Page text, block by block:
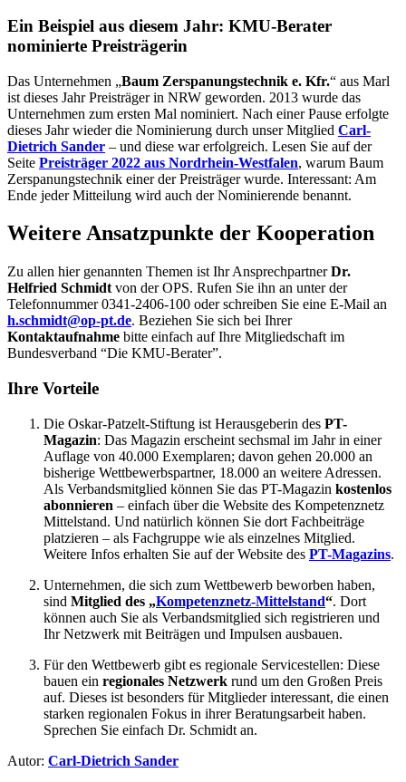
Ein Beispiel aus diesem Jahr: KMU-Berater
nominierte Preisträgerin
Das Unternehmen „Baum Zerspanungstechnik e. Kfr.“ aus Marl
ist dieses Jahr Preisträger in NRW geworden. 2013 wurde das
Unternehmen zum ersten Mal nominiert. Nach einer Pause erfolgte
dieses Jahr wieder die Nominierung durch unser Mitglied Carl-
Dietrich Sander – und diese war erfolgreich. Lesen Sie auf der
Seite Preisträger 2022 aus Nordrhein-Westfalen, warum Baum
Zerspanungstechnik einer der Preisträger wurde. Interessant: Am
Ende jeder Mitteilung wird auch der Nominierende benannt.
Weitere Ansatzpunkte der Kooperation
Zu allen hier genannten Themen ist Ihr AnsprechpartnerDr.
Helfried Schmidt von der OPS. Rufen Sie ihn an unter der
Telefonnummer 0341-2406-100 oder schreiben Sie eine E-Mail an
h.schmidt@op-pt.de. Beziehen Sie sich bei Ihrer
Kontaktaufnahme bitte einfach auf Ihre Mitgliedschaft im
Bundesverband “Die KMU-Berater”.
Ihre Vorteile
Die Oskar-Patzelt-Stiftung ist Herausgeberin des PT-
Magazin: Das Magazin erscheint sechsmal im Jahr in einer
Auflage von 40.000 Exemplaren; davon gehen 20.000 an
bisherige Wettbewerbspartner, 18.000 an weitere Adressen.
Als Verbandsmitglied können Sie das PT-Magazin kostenlos
abonnieren – einfach über die Website des Kompetenznetz
Mittelstand. Und natürlich können Sie dort Fachbeiträge
platzieren – als Fachgruppe wie als einzelnes Mitglied.
Weitere Infos erhalten Sie auf der Website des PT-Magazins.
Unternehmen, die sich zum Wettbewerb beworben haben,
sind Mitglied des „Kompetenznetz-Mittelstand“. Dort
können auch Sie als Verbandsmitglied sich registrieren und
Ihr Netzwerk mit Beiträgen und Impulsen ausbauen.
Für den Wettbewerb gibt es regionale Servicestellen: Diese
bauen ein regionales Netzwerk rund um den Großen Preis
auf. Dieses ist besonders für Mitglieder interessant, die einen
starken regionalen Fokus in ihrer Beratungsarbeit haben.
Sprechen Sie einfach Dr. Schmidt an.
Autor: Carl-Dietrich Sander